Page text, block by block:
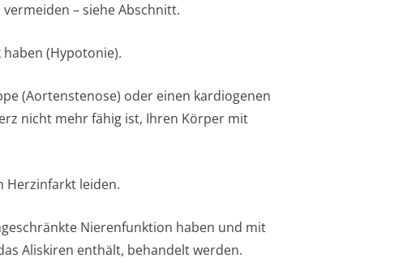
– siehe Abschnitt.
(Hypotonie).
(Aortenstenose) oder einen kardiogenen
nicht mehr fähig ist, Ihren Körper mit
Herzinfarkt leiden.
Nierenfunktion haben und mit
Aliskiren enthält, behandelt werden.